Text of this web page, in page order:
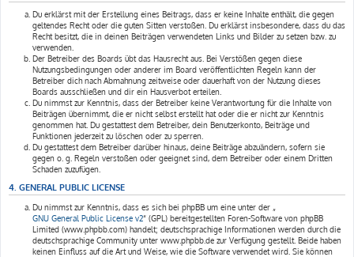
Du erklärst mit der Erstellung eines Beitrags, dass er keine Inhalte enthält, die gegen
geltendes Recht oder die guten Sitten verstoßen. Du erklärst insbesondere, dass du das
Recht besitzt, die in deinen Beiträgen verwendeten Links und Bilder zu setzen bzw. zu
verwenden.
Der Betreiber des Boards übt das Hausrecht aus. Bei Verstößen gegen diese
Nutzungsbedingungen oder anderer im Board veröffentlichten Regeln kann der
Betreiber dich nach Abmahnung zeitweise oder dauerhaft von der Nutzung dieses
Boards ausschließen und dir ein Hausverbot erteilen.
Du nimmst zur Kenntnis, dass der Betreiber keine Verantwortung für die Inhalte von
Beiträgen übernimmt, die er nicht selbst erstellt hat oder die er nicht zur Kenntnis
genommen hat. Du gestattest dem Betreiber, dein Benutzerkonto, Beiträge und
Funktionen jederzeit zu löschen oder zu sperren.
Du gestattest dem Betreiber darüber hinaus, deine Beiträge abzuändern, sofern sie
gegen o. g. Regeln verstoßen oder geeignet sind, dem Betreiber oder einem Dritten
Schaden zuzufügen.
4. GENERAL PUBLIC LICENSE
Du nimmst zur Kenntnis, dass es sich bei phpBB um eine unter der „
GNU General Public License v2“ (GPL) bereitgestellten Foren-Software von phpBB
Limited (www.phpbb.com) handelt; deutschsprachige Informationen werden durch die
deutschsprachige Community unter www.phpbb.de zur Verfügung gestellt. Beide haben
keinen Einfluss auf die Art und Weise, wie die Software verwendet wird. Sie können